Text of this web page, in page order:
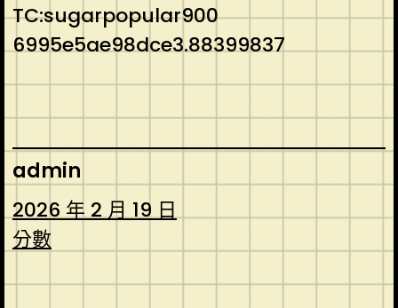
TC:sugarpopular900
6995e5ae98dce3.88399837
admin
2026 年 2 月 19 日
分數